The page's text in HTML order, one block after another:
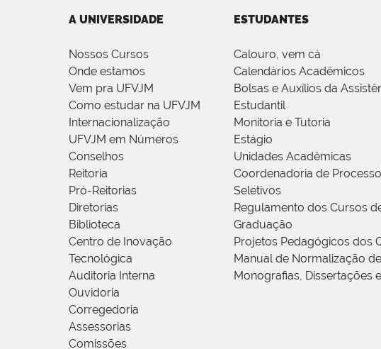
A UNIVERSIDADE
Nossos Cursos
Onde estamos
Vem pra UFVJM
Como estudar na UFVJM
Internacionalização
UFVJM em Números
Conselhos
Reitoria
Pró-Reitorias
Diretorias
Biblioteca
Centro de Inovação
Tecnológica
Auditoria Interna
Ouvidoria
Corregedoria
Assessorias
Comissões
ESTUDANTES
Calouro, vem cá
Calendários Acadêmicos
Bolsas e Auxílios da
Estudantil
Monitoria e Tutoria
Estágio
Unidades Acadêmicas
Coordenadoria de
Seletivos
Regulamento dos Cursos
Graduação
Projetos Pedagógicos dos
Manual de Normalização de
Monografias, Dissertações